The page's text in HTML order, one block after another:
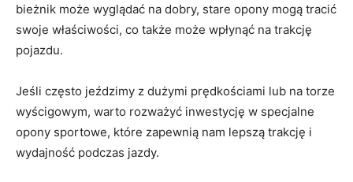
bieżnik może wyglądać na dobry, stare opony mogą tracić
swoje właściwości, co także może wpłynąć na trakcję
pojazdu.
Jeśli często jeździmy z dużymi prędkościami lub na torze
wyścigowym, warto rozważyć ‍inwestycję w specjalne
opony sportowe, które zapewnią nam lepszą‌ trakcję i
⁤wydajność podczas jazdy.